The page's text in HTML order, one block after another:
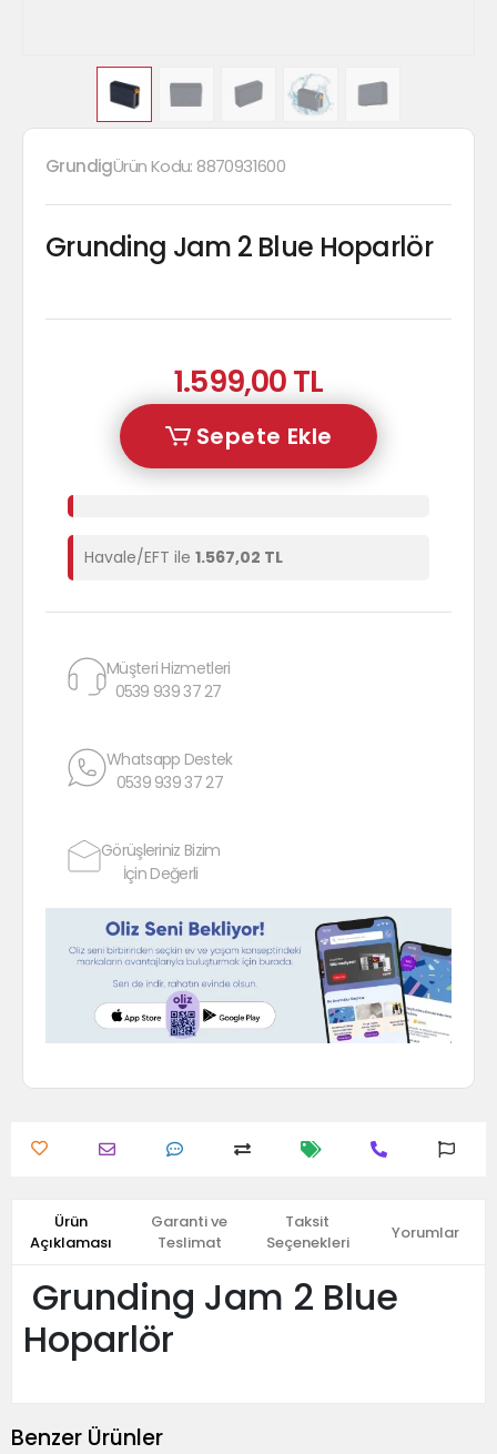
GrundigÜrün Kodu: 8870931600
Grunding Jam 2 Blue Hoparlör
1.599,00 TL
Sepete Ekle
Havale/EFT ile 1.567,02 TL
Müşteri Hizmetleri
0539 939 37 27
Whatsapp Destek
0539 939 37 27
Görüşleriniz Bizim
İçin Değerli
Ürün
Açıklaması
Garanti ve
Teslimat
Taksit
Seçenekleri
Yorumlar
Grunding Jam 2 Blue
Hoparlör
Benzer Ürünler